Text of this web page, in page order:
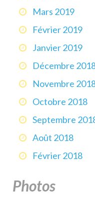
Mars 2019
Février 2019
Janvier 2019
Décembre
Novembre
Octobre 2018
Septembre
Août 2018
Février 2018
Photos